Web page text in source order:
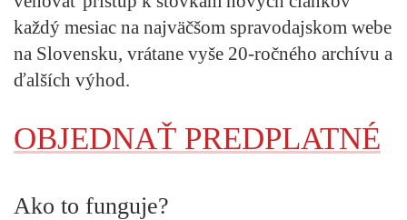
každý mesiac na najväčšom spravodajskom webe
na Slovensku, vrátane vyše 20-ročného archívu a
ďalších výhod.
OBJEDNAŤ PREDPLATNÉ
Ako to funguje?